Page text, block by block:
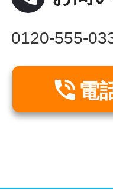
0120-555-
 電